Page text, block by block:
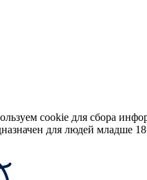
cookie для сбора
для людей младше